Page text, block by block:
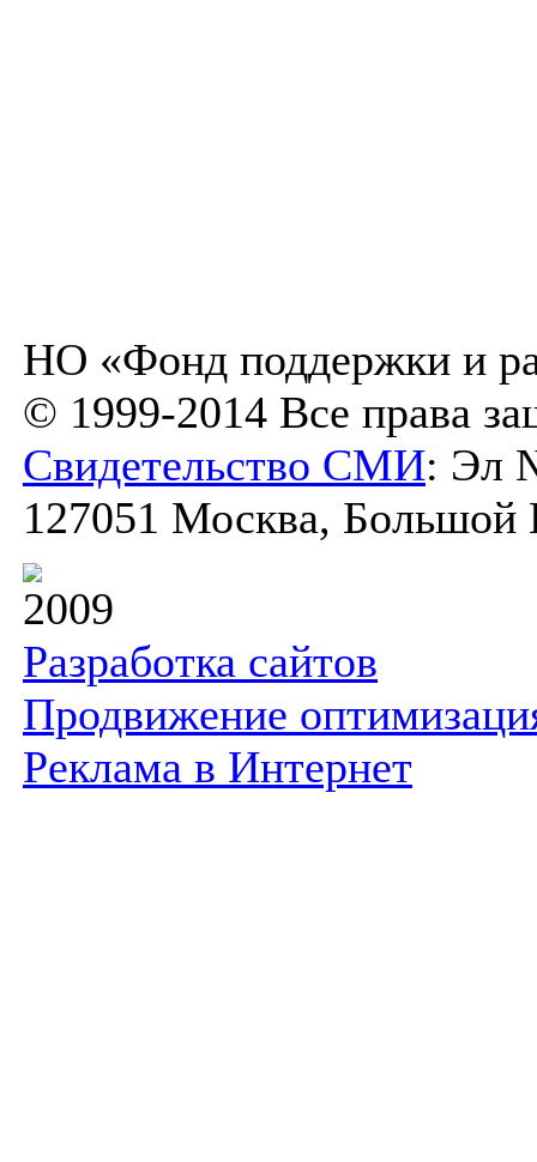
НО «Фонд поддержки и
© 1999-2014 Все права
Свидетельство СМИ: Эл
127051 Москва, Большой
2009
Разработка сайтов
Продвижение
Реклама в Интернет